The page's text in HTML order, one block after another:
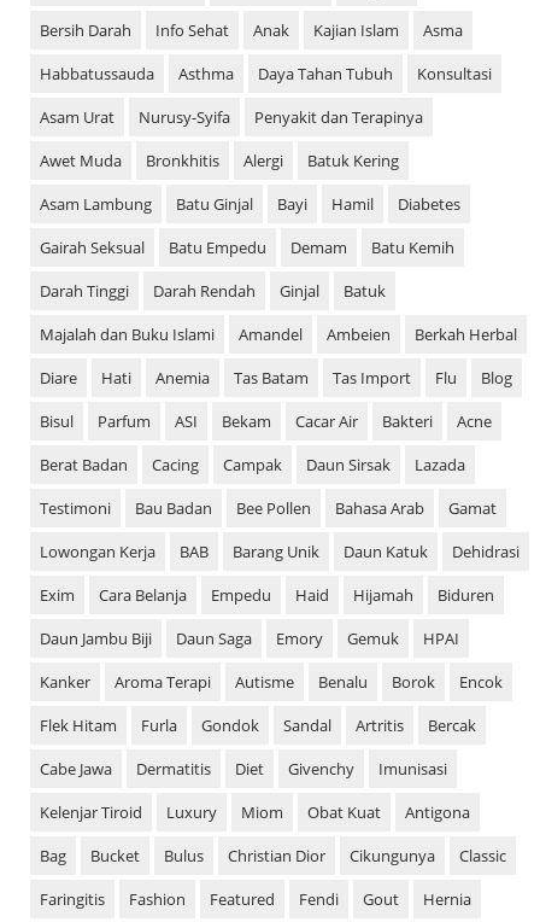
Bersih Darah
Info Sehat Anak Kajian Islam
Asma
Habbatussauda
Asthma Daya Tahan Tubuh
Konsultasi
Asam Urat
Nurusy-Syifa
Penyakit dan Terapinya
Awet Muda
Bronkhitis Alergi
Batuk Kering
Asam Lambung
Batu Ginjal Bayi Hamil
Diabetes
Gairah Seksual
Batu Empedu Demam
Batu Kemih
Darah Tinggi
Darah Rendah Ginjal
Batuk
Majalah dan Buku Islami
Amandel Ambeien
Berkah Herbal
Diare
Hati Anemia Tas Batam Tas Import Flu
Blog
Bisul
Parfum ASI Bekam Cacar Air Bakteri
Acne
Berat Badan
Cacing Campak Daun Sirsak
Lazada
Testimoni
Bau Badan Bee Pollen Bahasa Arab
Gamat
Lowongan Kerja
BAB Barang Unik Daun Katuk
Dehidrasi
Exim
Cara Belanja Empedu Haid Hijamah
Biduren
Daun Jambu Biji
Daun Saga Emory Gemuk
HPAI
Kanker
Aroma Terapi Autisme Benalu Borok
Encok
Flek Hitam
Furla Gondok Sandal Artritis
Bercak
Cabe Jawa
Dermatitis Diet Givenchy
Imunisasi
Kelenjar Tiroid
Luxury Miom Obat Kuat
Antigona
Bag
Bucket Bulus Christian Dior Cikungunya
Classic
Faringitis
Fashion Featured Fendi Gout Hernia